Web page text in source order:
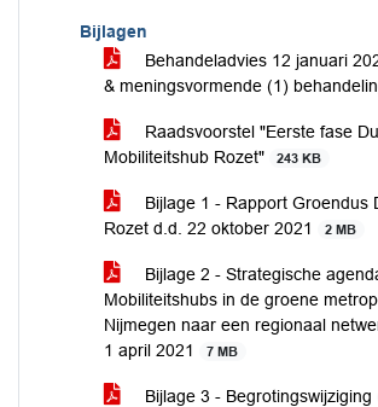
Bijlagen
Behandeladvies 12 januari
& meningsvormende (1)
Raadsvoorstel "Eerste fase
Mobiliteitshub Rozet"
243 KB
Bijlage 1 - Rapport Groendus
Rozet d.d. 22 oktober 2021
2 MB
Bijlage 2 - Strategische
Mobiliteitshubs in de groene
Nijmegen naar een regionaal
1 april 2021
7 MB
Bijlage 3 - Begrotingswijziging